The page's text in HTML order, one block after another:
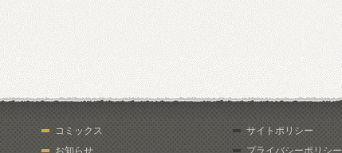
コミックス
お知らせ
サイトポリシー
プライバシーポリシー